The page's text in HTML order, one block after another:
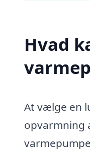
Hvad
At vælge en
opvarmning